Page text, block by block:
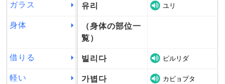
ガラス 유리 ユリ
身体
（身体の部位一
覧）
借りる 빌리다 ピルリダ
軽い 가볍다 カビョプタ